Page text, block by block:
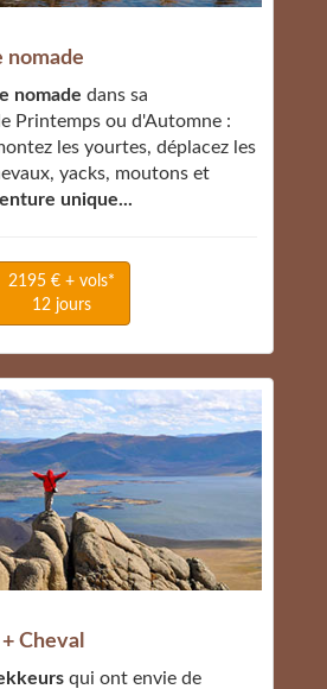
nomade
nomade dans sa
Printemps ou d'Automne :
les yourtes, déplacez les
yacks, moutons et
unique...
2195 € + vols*
12 jours
Cheval
qui ont envie de